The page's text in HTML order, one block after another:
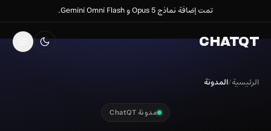
تمت إضافة نماذج Opus 5 و Gemini Omni Flash.
CHATQT
الرئيسية/المدونة
مدونة ChatQT